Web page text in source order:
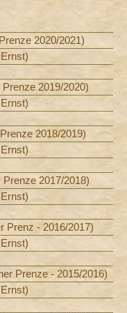
2020/2021)
2019/2020)
2018/2019)
2017/2018)
Prenz - 2016/2017)
Prenze - 2015/2016)